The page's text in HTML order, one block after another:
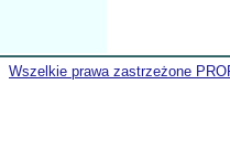
Wszelkie prawa zastrzeżone